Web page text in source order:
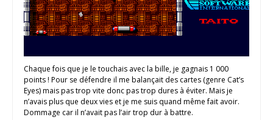
Chaque fois que je le touchais avec la bille, je gagnais 1 000
points ! Pour se défendre il me balançait des cartes (genre Cat’s
Eyes) mais pas trop vite donc pas trop dures à éviter. Mais je
n’avais plus que deux vies et je me suis quand même fait avoir.
Dommage car il n’avait pas l’air trop dur à battre.